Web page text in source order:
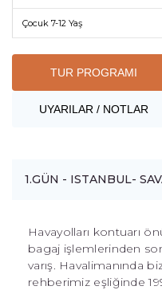
Çocuk 7-12 Yaş
TUR PROGRAMI
UYARILAR / NOTLAR
1.GÜN - ISTANBUL-
Havayolları kontuarı
bagaj işlemlerinden
varış. Havalimanında
rehberimiz eşliğinde